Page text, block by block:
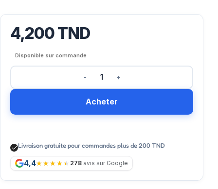
4,200TND
Disponible sur commande
Acheter
Livraison gratuite pour commandes plus de 200 TND
4,4 278 avis sur Google